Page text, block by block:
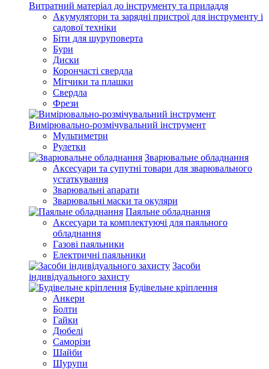
Витратний матеріал до інструменту та приладдя
Акумулятори та зарядні пристрої для інструменту і
садової техніки
Біти для шуруповерта
Бури
Диски
Корончасті свердла
Мітчики та плашки
Свердла
Фрези
Вимірювально-розмічувальний інструмент
Мультиметри
Рулетки
Зварювальне обладнання
Аксесуари та супутні товари для зварювального
устаткування
Зварювальні апарати
Зварювальні маски та окуляри
Паяльне обладнання
Аксесуари та комплектуючі для паяльного
обладнання
Газові паяльники
Електричні паяльники
Засоби
індивідуального захисту
Будівельне кріплення
Анкери
Болти
Гайки
Дюбелі
Саморізи
Шайби
Шурупи